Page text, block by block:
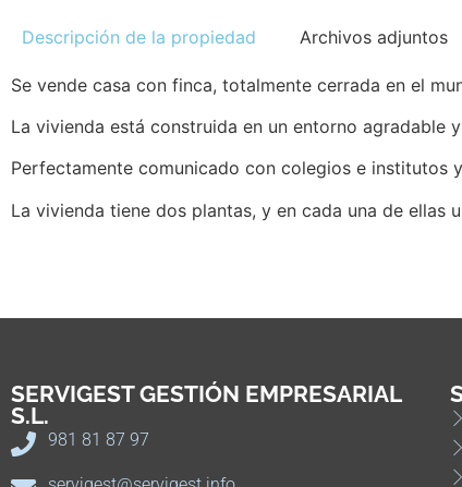
Descripción de la propiedad Archivos adjuntos
Se vende casa con finca, totalmente cerrada en el
La vivienda está construida en un entorno agradable
Perfectamente comunicado con colegios e institutos
La vivienda tiene dos plantas, y en cada una de
SERVIGEST GESTIÓN EMPRESARIAL
S.L.
981 81 87 97